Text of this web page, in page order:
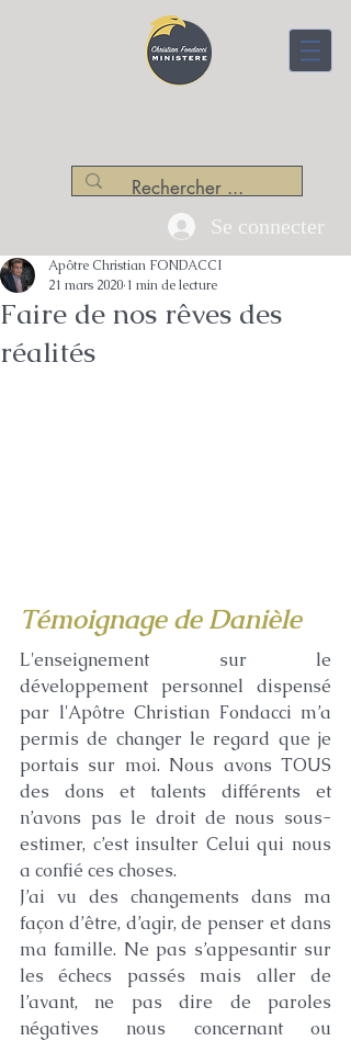
Se connecter
Faire de nos rêves des
réalités
Apôtre Christian FONDACCI
21 mars 2020 1 min de lecture
Témoignage de Danièle
L'enseignement sur le
développement personnel dispensé
par l'Apôtre Christian Fondacci m’a
permis de changer le regard que je
portais sur moi. Nous avons TOUS
des dons et talents différents et
n’avons pas le droit de nous sous-
estimer, c’est insulter Celui qui nous
a confié ces choses.
J’ai vu des changements dans ma
façon d’être, d’agir, de penser et dans
ma famille. Ne pas s’appesantir sur
les échecs passés mais aller de
l’avant, ne pas dire de paroles
négatives nous concernant ou